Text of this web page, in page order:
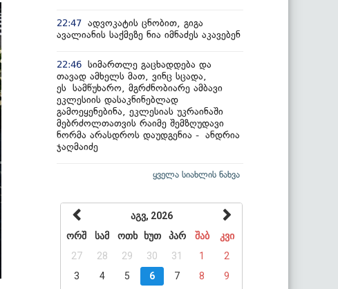
22:47 ადვოკატის ცნობით, გიგა
ავალიანის საქმეზე ნია იმნაძეს აკავებენ
22:46 სიმართლე გაცხადდება და
თავად ამხელს მათ, ვინც სცადა,
ეს სამწუხარო, მგრძნობიარე ამბავი
ეკლესიის დასაკნინებლად
გამოეყენებინა, ეკლესიას უკრაინაში
მებრძოლთათვის რაიმე შემზღუდავი
ნორმა არასდროს დაუდგენია - ანდრია
ჯაღმაიძე
ყველა სიახლის ნახვა
აგვ, 2026
ორშ
სამ ოთხ ხუთ პარ შაბ
კვი
27
28 29 30 31 1
2
3
4 5 6 7 8
9